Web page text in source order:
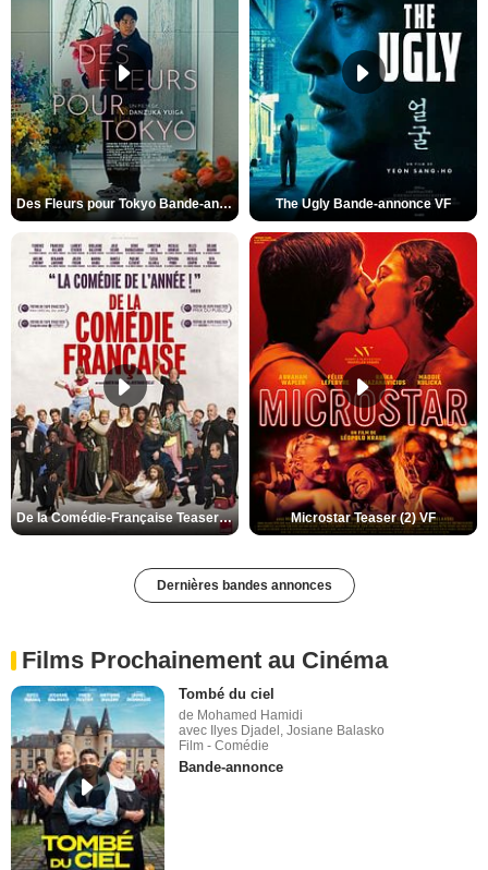
Des Fleurs pour Tokyo Bande-annonce VO STFR The Ugly Bande-annonce VF
De la Comédie-Française Teaser (3) VF Microstar Teaser (2) VF
Dernières bandes annonces
Films Prochainement au Cinéma
Tombé du ciel
de Mohamed Hamidi
avec Ilyes Djadel, Josiane Balasko
Film - Comédie
Bande-annonce